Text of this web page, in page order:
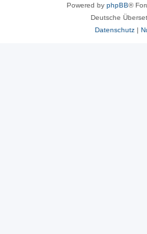
Powered by phpBB®
Deutsche
Datenschutz|